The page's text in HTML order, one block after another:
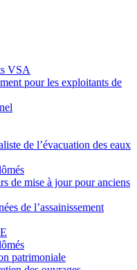
VSA
pour les exploitants de
de l’évacuation des eaux
de mise à jour pour anciens
de l’assainissement
patrimoniale